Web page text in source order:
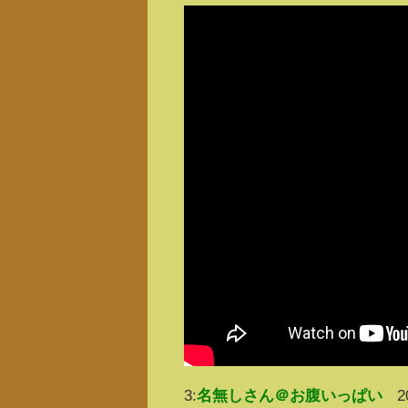
3:名無しさん＠お腹いっぱい